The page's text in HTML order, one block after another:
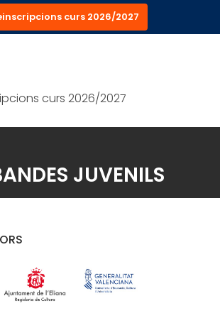
curs 2026/2027
curs 2026/2027
JUVENILS